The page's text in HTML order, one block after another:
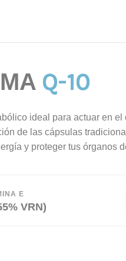
Q-10
ideal para actuar en
de las cápsulas
y proteger tus órganos
E
VRN)